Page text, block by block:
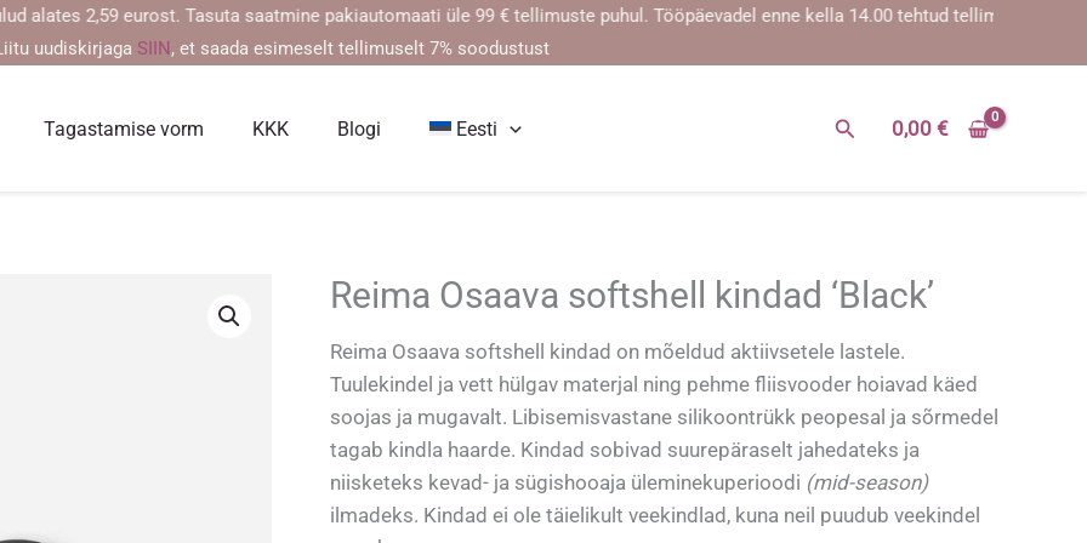
2,59 eurost. Tasuta saatmine pakiautomaati üle 99 € tellimuste puhul. Tööpäevadel enne kella 14.00 tehtud tellimused
uudiskirjaga SIIN, et saada esimeselt tellimuselt 7% soodustust
Tagastamise vorm KKK Blogi Eesti Search0,00 €
Reima Osaava softshell kindad ‘Black’
Reima Osaava softshell kindad on mõeldud aktiivsetele lastele.
Tuulekindel ja vett hülgav materjal ning pehme fliisvooder hoiavad käed
soojas ja mugavalt. Libisemisvastane silikoontrükk peopesal ja sõrmedel
tagab kindla haarde. Kindad sobivad suurepäraselt jahedateks ja
niisketeks kevad- ja sügishooaja üleminekuperioodi (mid-season)
ilmadeks. Kindad ei ole täielikult veekindlad, kuna neil puudub veekindel